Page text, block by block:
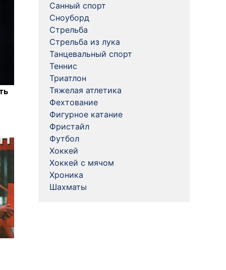
Санный спорт
Сноуборд
Стрельба
Стрельба из лука
Танцевальный спорт
Теннис
Триатлон
Тяжелая атлетика
Фехтование
Фигурное катание
Фристайл
Футбол
Хоккей
Хоккей с мячом
Хроника
Шахматы